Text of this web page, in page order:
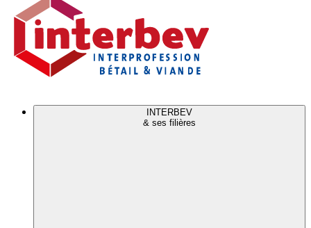
site
INTERBEV
& ses filières